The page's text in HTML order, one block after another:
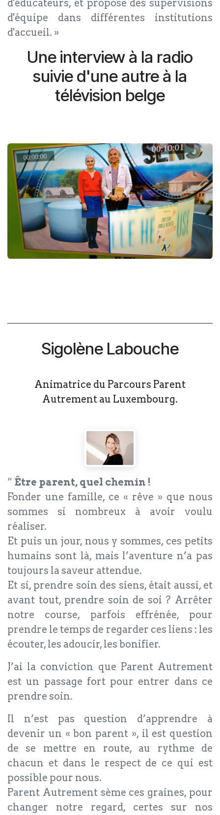
d'éducateurs, et propose des supervisions
d'équipe dans différentes institutions
d'accueil. »
Une interview à la radio
suivie d'une autre à la
télévision belge
Sigolène Labouche
Animatrice du Parcours Parent
Autrement au Luxembourg.
” Être parent, quel chemin !
Fonder une famille, ce « rêve » que nous
sommes si nombreux à avoir voulu
réaliser.
Et puis un jour, nous y sommes, ces petits
humains sont là, mais l’aventure n’a pas
toujours la saveur attendue.
Et si, prendre soin des siens, était aussi, et
avant tout, prendre soin de soi ? Arrêter
notre course, parfois effrénée, pour
prendre le temps de regarder ces liens : les
écouter, les adoucir, les bonifier.
J’ai la conviction que Parent Autrement
est un passage fort pour entrer dans ce
prendre soin.
Il n’est pas question d’apprendre à
devenir un « bon parent », il est question
de se mettre en route, au rythme de
chacun et dans le respect de ce qui est
possible pour nous.
Parent Autrement sème ces graines, pour
changer notre regard, certes sur nos